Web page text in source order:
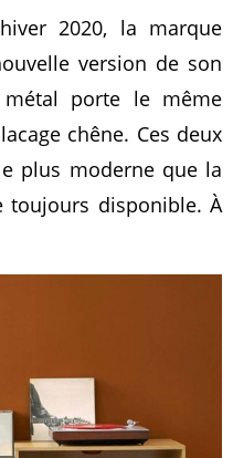
2020, la marque
version de son
porte le même
chêne. Ces deux
plus moderne que la
toujours disponible. À